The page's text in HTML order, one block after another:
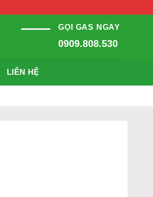
GỌI GAS NGAY
0909.808.530
LIÊN HỆ